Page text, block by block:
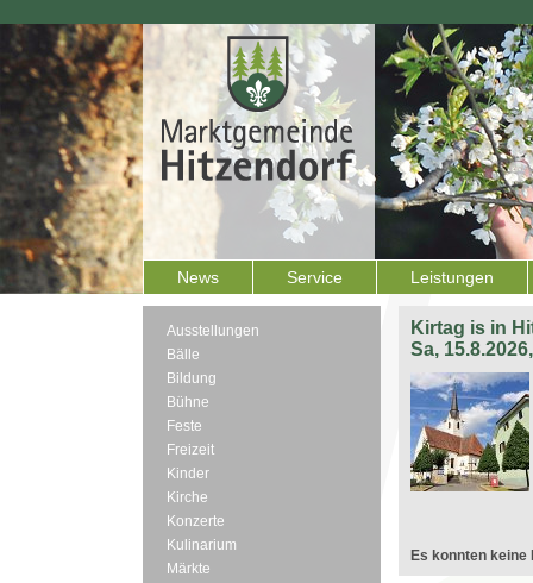
News Service Leistungen
Ausstellungen
Bälle
Bildung
Bühne
Feste
Freizeit
Kinder
Kirche
Konzerte
Kulinarium
Märkte
Kirtag is in
Sa,
Es konnten keine